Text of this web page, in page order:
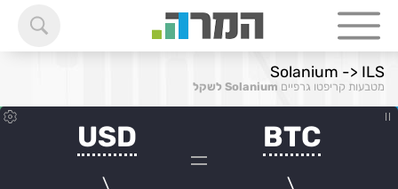
Solanium -> ILS
מטבעות קריפטו גרפיים Solanium לשקל